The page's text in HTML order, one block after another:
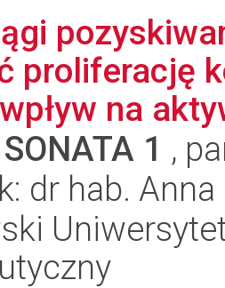
proliferację
na
SONATA 1 ,
dr hab.